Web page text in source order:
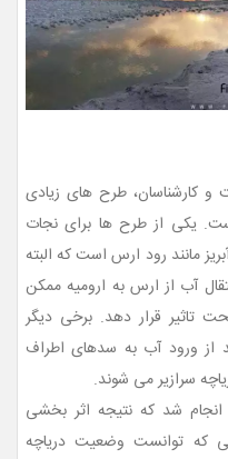
کارشناسان، طرح های زیادی
یکی از طرح ها برای نجات
مانند رود ارس است که البته
آب از ارس به ارومیه ممکن
تاثیر قرار دهد. برخی دیگر
از ورود آب به سدهای اطراف
سرازیر می شوند.
شد که نتیجه اثر بخشی
که توانست وضعیت دریاچه